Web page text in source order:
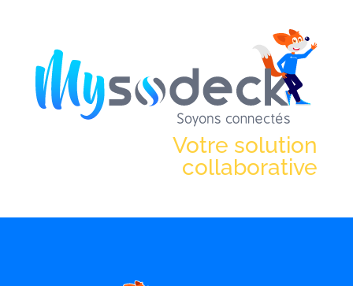
Votre solution
collaborative